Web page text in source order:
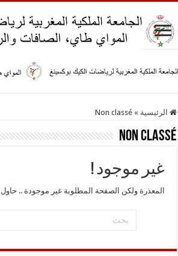
الرئيسية »
Non classé
Non classé
غير موجود !
المعذرة ولكن الصفحة المطلوبة غير موجودة ..